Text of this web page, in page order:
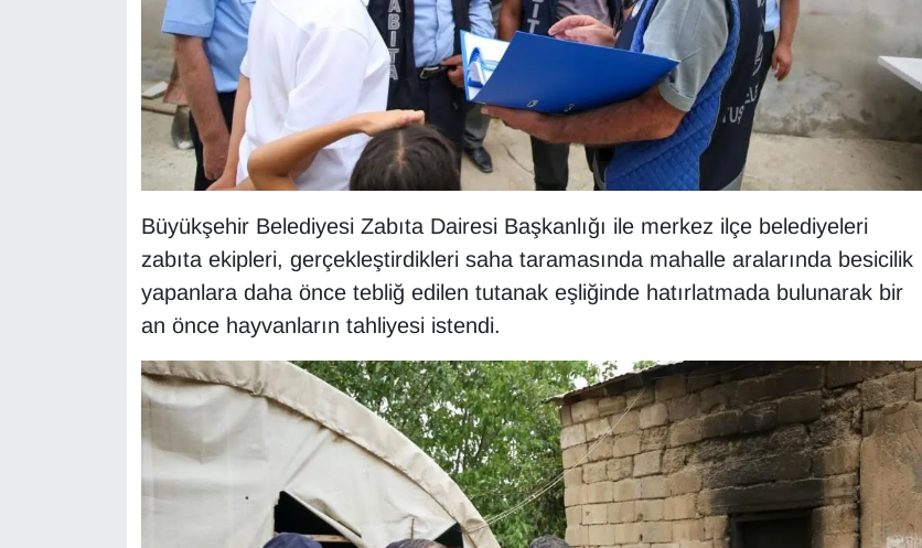
Büyükşehir Belediyesi Zabıta Dairesi Başkanlığı ile merkez ilçe belediyeleri
zabıta ekipleri, gerçekleştirdikleri saha taramasında mahalle aralarında besicilik
yapanlara daha önce tebliğ edilen tutanak eşliğinde hatırlatmada bulunarak bir
an önce hayvanların tahliyesi istendi.
ONE EKONOMİ
Resmi İlanlar
Sinema - TV